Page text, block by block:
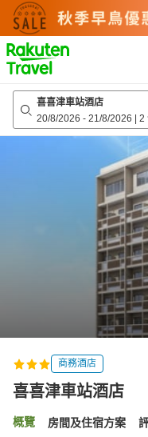
to
top
page
喜喜津車站酒店
20/8/2026 - 21/8/2026 | 2
商務酒店
喜喜津車站酒店
概覽 房間及住宿方案